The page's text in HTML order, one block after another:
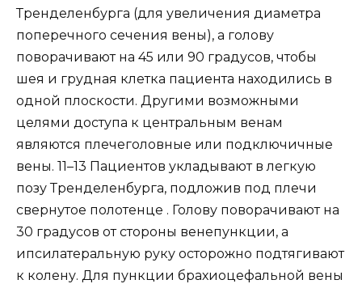
Тренделенбурга (для увеличения диаметра
поперечного сечения вены), а голову
поворачивают на 45 или 90 градусов, чтобы
шея и грудная клетка пациента находились в
одной плоскости. Другими возможными
целями доступа к центральным венам
являются плечеголовные или подключичные
вены. 11–13 Пациентов укладывают в легкую
позу Тренделенбурга, подложив под плечи
свернутое полотенце . Голову поворачивают на
30 градусов от стороны венепункции, а
ипсилатеральную руку осторожно подтягивают
к колену. Для пункции брахиоцефальной вены